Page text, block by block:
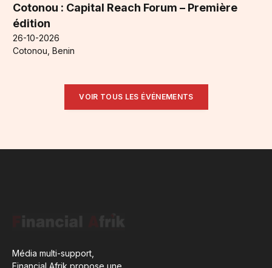
Cotonou : Capital Reach Forum – Première
édition
26-10-2026
Cotonou, Benin
VOIR TOUS LES ÉVÉNEMENTS
Média multi-support,